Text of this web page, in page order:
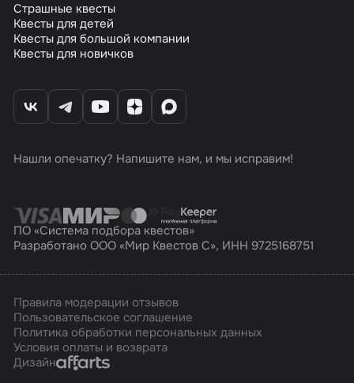
Страшные квесты
Квесты для детей
Квесты для большой компании
Квесты для новичков
Нашли опечатку? Напишите нам, и мы исправим!
ПО «Система подбора квестов»
Разработано ООО «Мир Квестов С», ИНН 9725168751
Правила модерации отзывов
Пользовательское соглашение
Политика обработки персональных данных
Условия оплаты и возврата
ДизайнAffarts